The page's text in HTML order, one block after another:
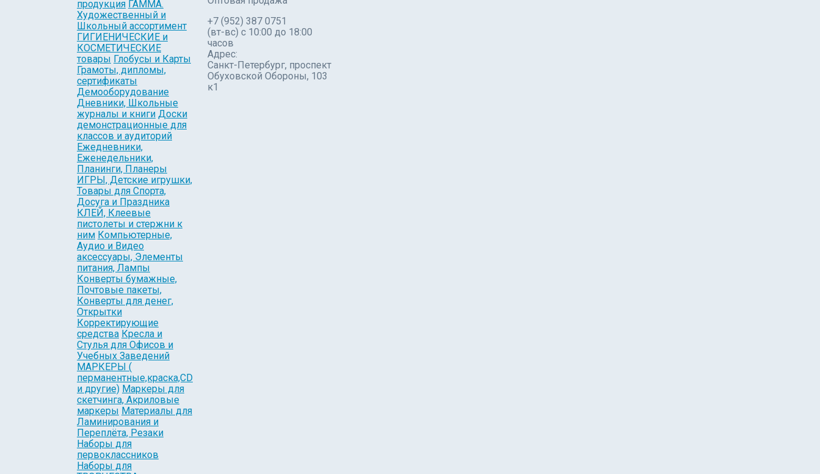
продукция ГАММА.
Художественный и
Школьный ассортимент
ГИГИЕНИЧЕСКИЕ и
КОСМЕТИЧЕСКИЕ
товары Глобусы и Карты
Грамоты, дипломы,
сертификаты
Демооборудование
Дневники, Школьные
журналы и книги Доски
демонстрационные для
классов и аудиторий
Ежедневники,
Еженедельники,
Планинги, Планеры
ИГРЫ, Детские игрушки,
Товары для Спорта,
Досуга и Праздника
КЛЕЙ, Клеевые
пистолеты и стержни к
ним Компьютерные,
Аудио и Видео
аксессуары, Элементы
питания, Лампы
Конверты бумажные,
Почтовые пакеты,
Конверты для денег,
Открытки
Корректирующие
средства Кресла и
Стулья для Офисов и
Учебных Заведений
МАРКЕРЫ (
перманентные,краска,CD
и другие) Маркеры для
скетчинга, Акриловые
маркеры Материалы для
Ламинирования и
Переплёта, Резаки
Наборы для
первоклассников
Наборы для
+7 (952) 387 0751
(вт-вс) с 10:00 до 18:00
часов
Адрес:
Санкт-Петербург, проспект
Обуховской Обороны, 103
к1